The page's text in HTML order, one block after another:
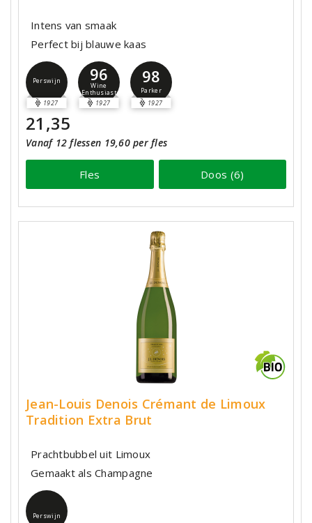
Intens van smaak
Perfect bij blauwe kaas
Perswijn
1927
96
Wine
Enthusiast
1927
98
Parker
1927
21,35
Vanaf 12 flessen 19,60 per fles
Fles Doos (6)
Jean-Louis Denois Crémant de Limoux
Tradition Extra Brut
Prachtbubbel uit Limoux
Gemaakt als Champagne
Perswijn